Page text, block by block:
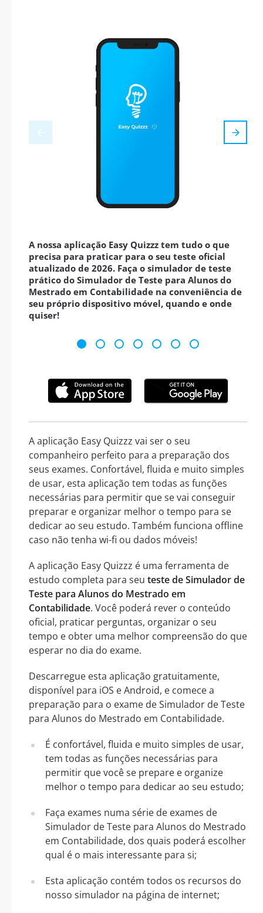
A nossa aplicação Easy Quizzz tem tudo o que
precisa para praticar para o seu teste oficial
atualizado de 2026. Faça o simulador de teste
prático do Simulador de Teste para Alunos do
Mestrado em Contabilidade na conveniência de
seu próprio dispositivo móvel, quando e onde
quiser!
A aplicação Easy Quizzz vai ser o seu
companheiro perfeito para a preparação dos
seus exames. Confortável, fluida e muito simples
de usar, esta aplicação tem todas as funções
necessárias para permitir que se vai conseguir
preparar e organizar melhor o tempo para se
dedicar ao seu estudo. Também funciona offline
caso não tenha wi-fi ou dados móveis!
A aplicação Easy Quizzz é uma ferramenta de
estudo completa para seu teste de Simulador de
Teste para Alunos do Mestrado em
Contabilidade. Você poderá rever o conteúdo
oficial, praticar perguntas, organizar o seu
tempo e obter uma melhor compreensão do que
esperar no dia do exame.
Descarregue esta aplicação gratuitamente,
disponível para iOS e Android, e comece a
preparação para o exame de Simulador de Teste
para Alunos do Mestrado em Contabilidade.
É confortável, fluida e muito simples de usar,
tem todas as funções necessárias para
permitir que você se prepare e organize
melhor o tempo para dedicar ao seu estudo;
Faça exames numa série de exames de
Simulador de Teste para Alunos do Mestrado
em Contabilidade, dos quais poderá escolher
qual é o mais interessante para si;
Esta aplicação contém todos os recursos do
nosso simulador na página de internet;